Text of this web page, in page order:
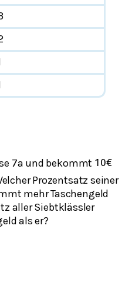
7a und bekommt 10€
Prozentsatz seiner
mehr Taschengeld
aller Siebtklässler
als er?